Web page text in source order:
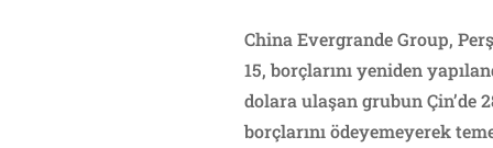
China Evergrande Group,
15, borçlarını yeniden
dolara ulaşan grubun Çin’de
borçlarını ödeyemeyerek